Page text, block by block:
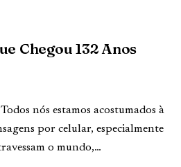
Chegou 132 Anos
nós estamos acostumados à
por celular, especialmente
o mundo,…